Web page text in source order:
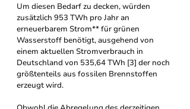
Um diesen Bedarf zu decken, würden
zusätzlich 953 TWh pro Jahr an
erneuerbarem Strom** für grünen
Wasserstoff benötigt, ausgehend von
einem aktuellen Stromverbrauch in
Deutschland von 535,64 TWh [3] der noch
größtenteils aus fossilen Brennstoffen
erzeugt wird.